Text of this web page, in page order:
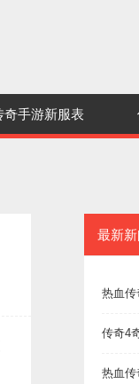
奇手游新服表
最新
热血传
传奇4
热血传